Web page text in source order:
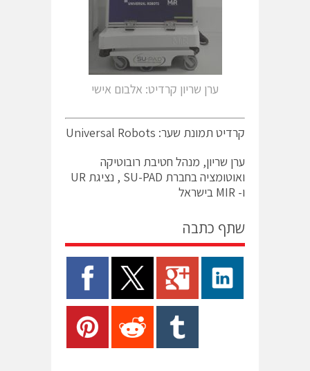
ערן שריון קרדיט: אלבום אישי
קרדיט תמונת שער: Universal Robots
ערן שריון, מנהל חטיבת רובוטיקה
ואוטומציה בחברת SU-PAD , נציגת UR
ו- MIR בישראל
שתף כתבה